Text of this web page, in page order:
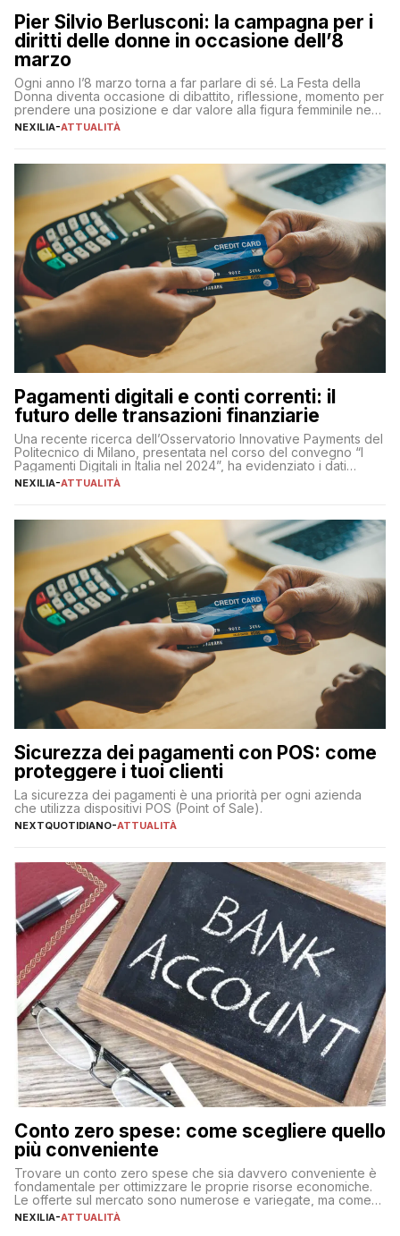
Pier Silvio Berlusconi: la campagna per i
diritti delle donne in occasione dell’8
marzo
Ogni anno l’8 marzo torna a far parlare di sé. La Festa della
Donna diventa occasione di dibattito, riflessione, momento per
prendere una posizione e dar valore alla figura femminile nella
sua complessità e crucialità. A lanciare un messaggio “forte e
NEXILIA-ATTUALITÀ
Pagamenti digitali e conti correnti: il
futuro delle transazioni finanziarie
Una recente ricerca dell’Osservatorio Innovative Payments del
Politecnico di Milano, presentata nel corso del convegno “I
Pagamenti Digitali in Italia nel 2024”, ha evidenziato i dati
definitivi del primo semestre 2024 relativamente alle
NEXILIA-ATTUALITÀ
Sicurezza dei pagamenti con POS: come
proteggere i tuoi clienti
La sicurezza dei pagamenti è una priorità per ogni azienda
che utilizza dispositivi POS (Point of Sale).
NEXTQUOTIDIANO-ATTUALITÀ
Conto zero spese: come scegliere quello
più conveniente
Trovare un conto zero spese che sia davvero conveniente è
fondamentale per ottimizzare le proprie risorse economiche.
Le offerte sul mercato sono numerose e variegate, ma come
individuare quella più adatta alle proprie esigenze senza
NEXILIA-ATTUALITÀ